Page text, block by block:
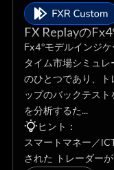
FX Replayの
Fx4°モデルインジ
タイム市場シミュ
のひとつであり、
ップのバックテス
を分析するた...
ヒント：
スマートマネー／
された トレーダー